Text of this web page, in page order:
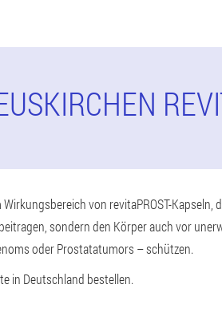
von revitaPROST-Kapseln,
sondern den Körper auch vor
oder Prostatatumors – schützen.
in Deutschland bestellen.